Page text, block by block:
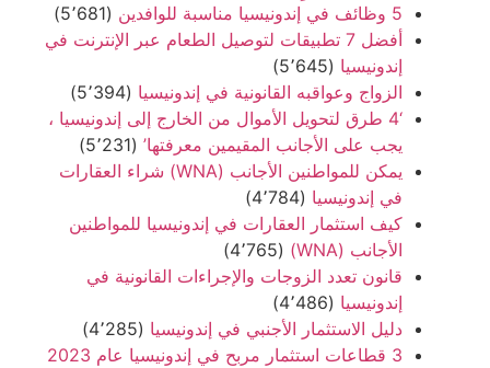
5 وظائف في إندونيسيا مناسبة للوافدين
(5٬681)
أفضل 7 تطبيقات لتوصيل الطعام عبر الإنترنت في
إندونيسيا (5٬645)
الزواج وعواقبه القانونية في إندونيسيا (5٬394)
‘4 طرق لتحويل الأموال من الخارج إلى إندونيسيا ،
يجب على الأجانب المقيمين معرفتها’ (5٬231)
يمكن للمواطنين الأجانب (WNA) شراء العقارات
في إندونيسيا (4٬784)
كيف استثمار العقارات في إندونيسيا للمواطنين
الأجانب (WNA)
(4٬765)
قانون تعدد الزوجات والإجراءات القانونية في
إندونيسيا (4٬486)
دليل الاستثمار الأجنبي في إندونيسيا (4٬285)
3 قطاعات استثمار مربح في إندونيسيا عام 2023